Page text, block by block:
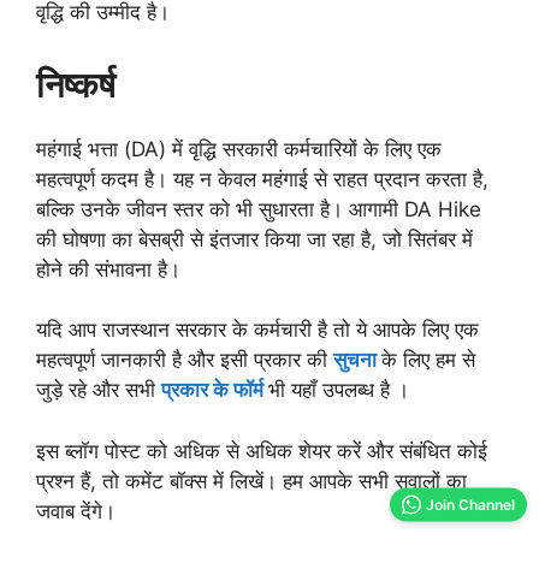
वृद्धि की उम्मीद है।
निष्कर्ष
महंगाई भत्ता (DA) में वृद्धि सरकारी कर्मचारियों के लिए एक
महत्वपूर्ण कदम है। यह न केवल महंगाई से राहत प्रदान करता है,
बल्कि उनके जीवन स्तर को भी सुधारता है। आगामी DA Hike
की घोषणा का बेसब्री से इंतजार किया जा रहा है, जो सितंबर में
होने की संभावना है।
यदि आप राजस्थान सरकार के कर्मचारी है तो ये आपके लिए एक
महत्वपूर्ण जानकारी है और इसी प्रकार कीसुचनाके लिए हम से
जुड़े रहे और सभीप्रकार के फॉर्मभी यहाँ उपलब्ध है ।
इस ब्लॉग पोस्ट को अधिक से अधिक शेयर करें और संबंधित कोई
प्रश्न हैं, तो कमेंट बॉक्स में लिखें। हम आपके सभी सवालों का
जवाब देंगे।
Join Channel